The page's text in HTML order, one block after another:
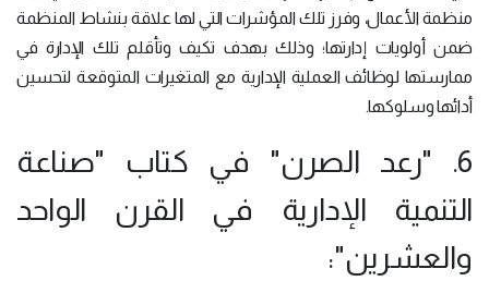
منظمة الأعمال، وفرز تلك المؤشرات التي لها علاقة بنشاط المنظمة
ضمن أولويات إدارتها؛ وذلك بهدف تكيف وتأقلم تلك الإدارة في
ممارستها لوظائف العملية الإدارية مع المتغيرات المتوقعة لتحسين
أدائها وسلوكها.
6. "رعد الصرن" في كتاب "صناعة
التنمية الإدارية في القرن الواحد
والعشرين":